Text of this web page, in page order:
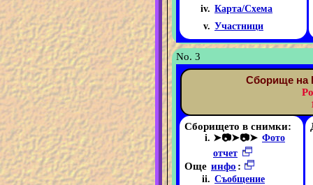
Карта/Схема
Участници
No. 3
Сборище на
Сборището в снимки:
➤📷➤📷➤ Фото
отчет
Още инфо :
Съобщение